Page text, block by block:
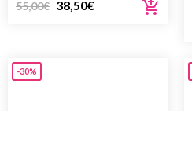
55,00€ 38,50€
-30%